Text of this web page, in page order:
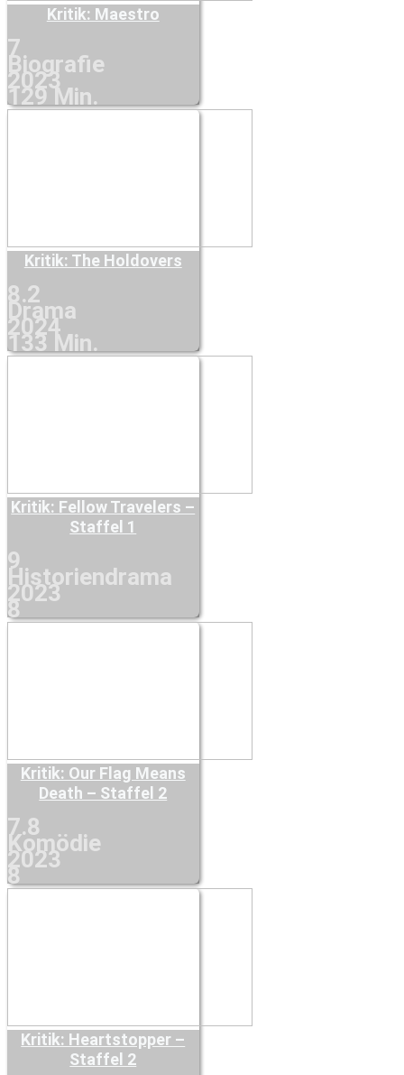
Kritik: Maestro
7
Biografie
2023
129 Min.
Kritik: The Holdovers
8.2
Drama
2024
133 Min.
Kritik: Fellow Travelers –
Staffel 1
9
Historiendrama
2023
8
Kritik: Our Flag Means
Death – Staffel 2
7.8
Komödie
2023
8
Kritik: Heartstopper –
Staffel 2